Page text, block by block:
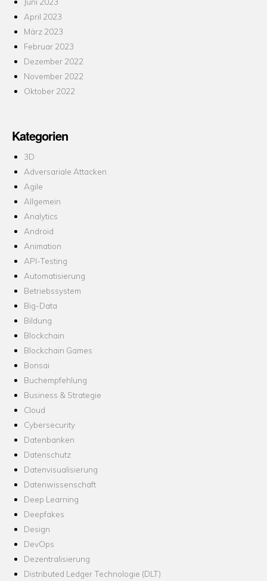
April 2023
März 2023
Februar 2023
Dezember 2022
November 2022
Oktober 2022
Kategorien
3D
Adversariale Attacken
Agile
Allgemein
Analytics
Android
Animation
API-Testing
Automatisierung
Betriebssystem
Big-Data
Bildung
Blockchain
Blockchain Games
Bonsai
Buchempfehlung
Business & Strategie
Cloud
Cybersecurity
Datenbanken
Datenschutz
Datenvisualisierung
Datenwissenschaft
Deep Learning
Deepfakes
Design
DevOps
Dezentralisierung
Distributed Ledger Technologie (DLT)